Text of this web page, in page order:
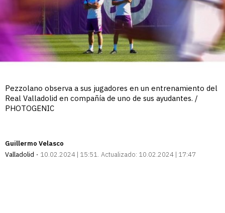
Pezzolano observa a sus jugadores en un entrenamiento del
Real Valladolid en compañía de uno de sus ayudantes. /
PHOTOGENIC
Guillermo Velasco
Valladolid
10.02.2024 | 15:51 Actualizado: 10.02.2024 | 17:47